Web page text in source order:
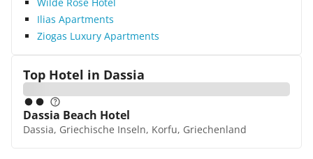
Ilias Apartments
Ziogas Luxury Apartments
Top Hotel in Dassia
Dassia Beach Hotel
Dassia, Griechische Inseln, Korfu, Griechenland